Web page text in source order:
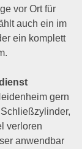
vor Ort für
auch ein im
ein komplett
gern
verloren
anwendbar